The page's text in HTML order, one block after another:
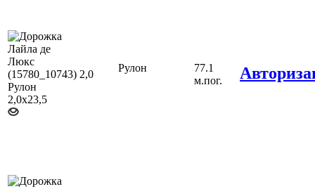
2,0
Рулон
77.1
м.пог.